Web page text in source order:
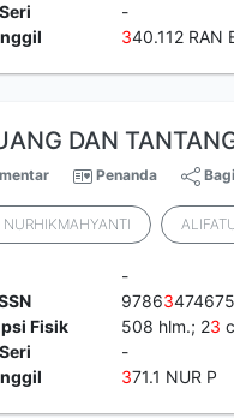
-
340.112 RAN
DAN
Penanda
NURHIKMAHYANTI
-
97863
Fisik
508 hlm.; 23
-
371.1 NUR P